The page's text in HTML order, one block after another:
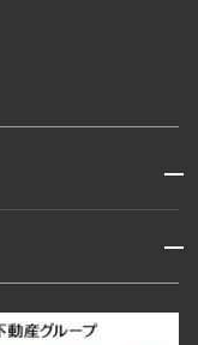
開閉
・芝・浜松町
開閉
墨田区
中野区